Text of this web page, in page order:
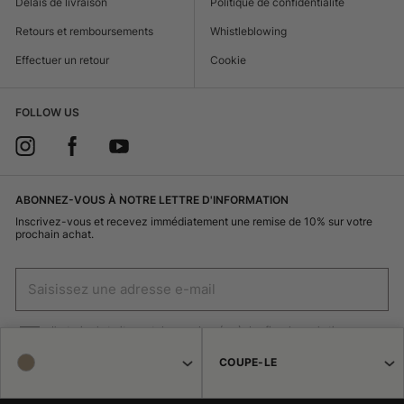
COUPE-LE
Retours et remboursements
Effectuer un retour
Whistleblowing
Cookie
FOLLOW US
ABONNEZ-VOUS À NOTRE LETTRE D'INFORMATION
Inscrivez-vous et recevez immédiatement une remise de 10% sur votre
prochain achat.
J'autorise le traitement de mes données à des fins de marketing